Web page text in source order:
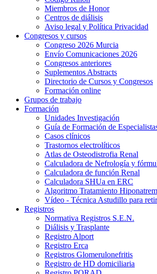
Miembros de Honor
Centros de diálisis
Aviso legal y Política Privacidad
Congresos y cursos
Congreso 2026 Murcia
Envío Comunicaciones 2026
Congresos anteriores
Suplementos Abstracts
Directorio de Cursos y Congresos
Formación online
Grupos de trabajo
Formación
Unidades Investigación
Guía de Formación de
Casos clínicos
Trastornos electrolíticos
Atlas de Osteodistrofia Renal
Calculadora de Nefrología y
Calculadora de función Renal
Calculadora SHUa en ERC
Algoritmo Tratamiento
Vídeo - Técnica Astudillo para
Registros
Normativa Registros S.E.N.
Diálisis y Trasplante
Registro Alport
Registro Erca
Registros Glomerulonefritis
Registro de HD domiciliaria